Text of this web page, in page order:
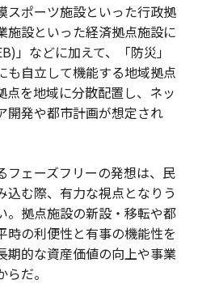
スポーツ施設といった行政拠
施設といった経済拠点施設に
」などに加えて、「防災」
も自立して機能する地域拠点
点を地域に分散配置し、ネッ
開発や都市計画が想定され
フェーズフリーの発想は、民
込む際、有力な視点となりう
。拠点施設の新設・移転や都
時の利便性と有事の機能性を
期的な資産価値の向上や事業
だ。